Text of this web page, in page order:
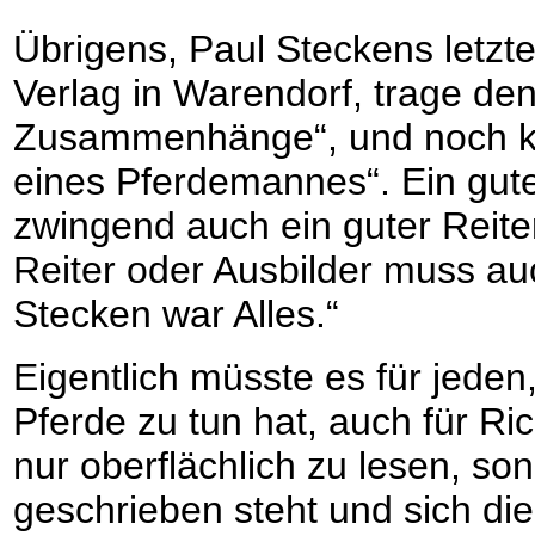
Übrigens, Paul Steckens
Verlag in Warendorf, trage
Zusammenhänge“, und noch
eines Pferdemannes“. Ein
zwingend auch ein guter
Reiter oder Ausbilder muss
Stecken war Alles.“
Eigentlich müsste es für
Pferde zu tun hat, auch für
nur oberflächlich zu lesen,
geschrieben steht und sich